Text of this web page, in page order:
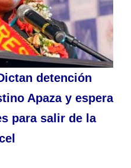
detención
Apaza y espera
para salir de la